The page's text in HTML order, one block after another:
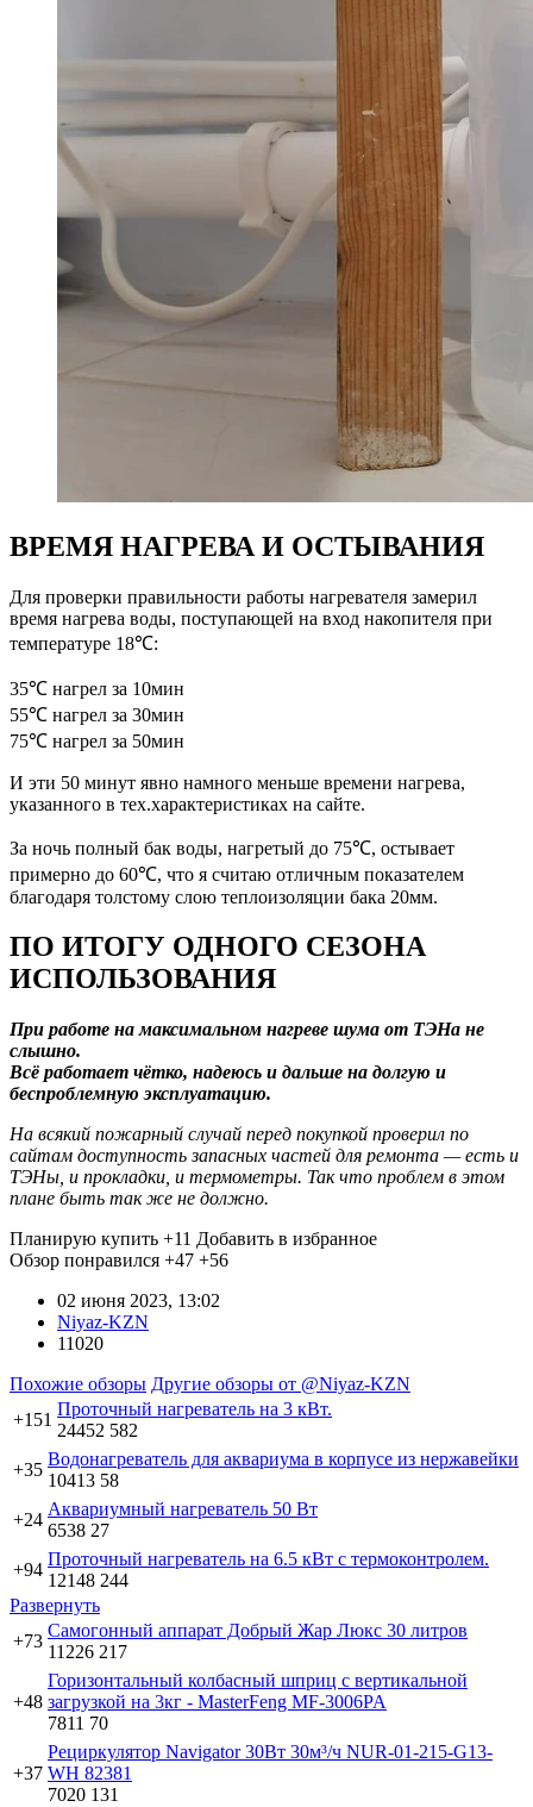
ВРЕМЯ НАГРЕВА И ОСТЫВАНИЯ
Для проверки правильности работы нагревателя замерил
время нагрева воды, поступающей на вход накопителя при
температуре 18℃:
35℃ нагрел за 10мин
55℃ нагрел за 30мин
75℃ нагрел за 50мин
И эти 50 минут явно намного меньше времени нагрева,
указанного в тех.характеристиках на сайте.
За ночь полный бак воды, нагретый до 75℃, остывает
примерно до 60℃, что я считаю отличным показателем
благодаря толстому слою теплоизоляции бака 20мм.
ПО ИТОГУ ОДНОГО СЕЗОНА
ИСПОЛЬЗОВАНИЯ
При работе на максимальном нагреве шума от ТЭНа не
слышно.
Всё работает чётко, надеюсь и дальше на долгую и
беспроблемную эксплуатацию.
На всякий пожарный случай перед покупкой проверил по
сайтам доступность запасных частей для ремонта — есть и
ТЭНы, и прокладки, и термометры. Так что проблем в этом
плане быть так же не должно.
Планирую купить +11 Добавить в избранное
Обзор понравился +47 +56
02 июня 2023, 13:02
Niyaz-KZN
11020
Похожие обзоры Другие обзоры от @Niyaz-KZN
+151
Проточный нагреватель на 3 кВт.
24452 582
+35
Водонагреватель для аквариума в корпусе из нержавейки
10413 58
+24
Аквариумный нагреватель 50 Вт
6538 27
+94
Проточный нагреватель на 6.5 кВт с термоконтролем.
12148 244
Развернуть
+73
Самогонный аппарат Добрый Жар Люкс 30 литров
11226 217
+48
Горизонтальный колбасный шприц с вертикальной
загрузкой на 3кг - MasterFeng MF-3006PA
7811 70
+37
Рециркулятор Navigator 30Вт 30м³/ч NUR-01-215-G13-
WH 82381
7020 131